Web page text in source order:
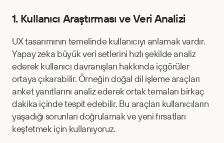
1. Kullanıcı Araştırması ve Veri Analizi
UX tasarımının temelinde kullanıcıyı anlamak vardır.
Yapay zeka büyük veri setlerini hızlı şekilde analiz
ederek kullanıcı davranışları hakkında içgörüler
ortaya çıkarabilir. Örneğin doğal dil işleme araçları
anket yanıtlarını analiz ederek ortak temaları birkaç
dakika içinde tespit edebilir. Bu araçları kullanıcıların
yaşadığı sorunları doğrulamak ve yeni fırsatları
keşfetmek için kullanıyoruz.